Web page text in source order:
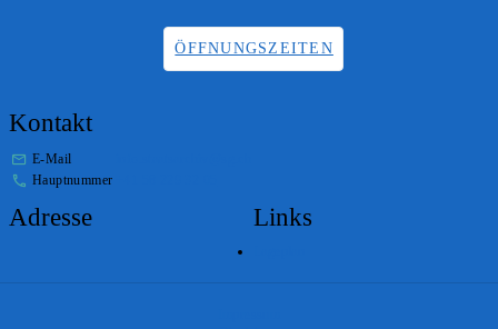
ÖFFNUNGSZEITEN
Kontakt
E-Mail
Hauptnummer
Adresse Links